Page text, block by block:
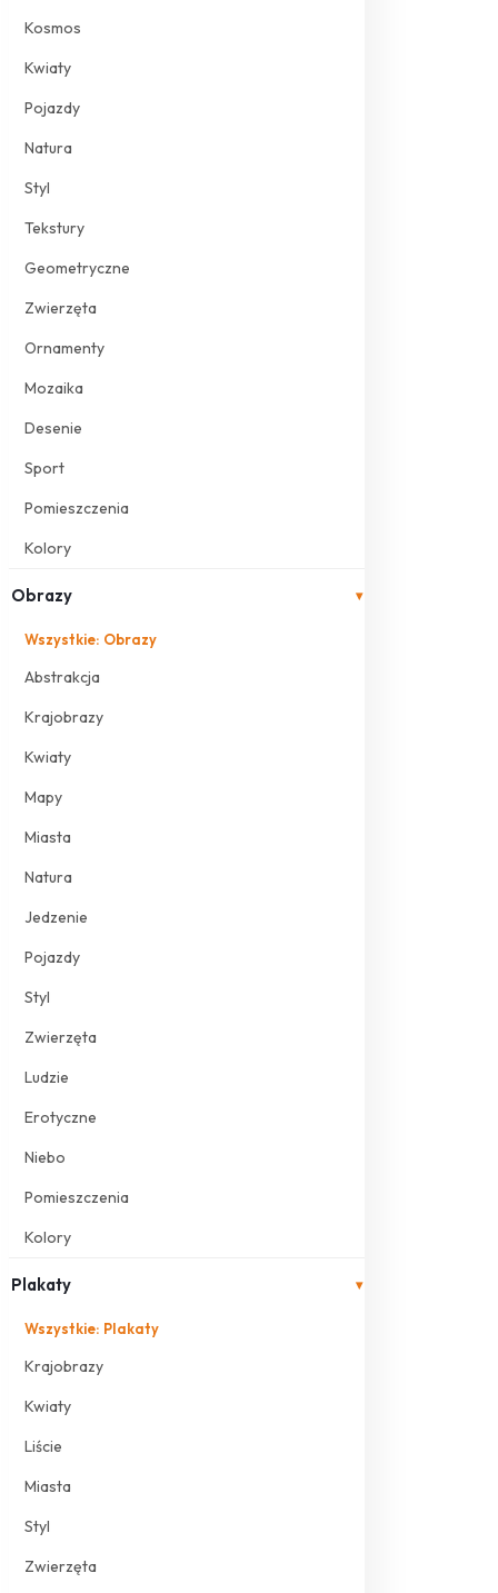
Kosmos
Kwiaty
Pojazdy
Natura
Styl
Tekstury
Geometryczne
Zwierzęta
Ornamenty
Mozaika
Desenie
Sport
Pomieszczenia
Kolory
Obrazy ▾
Wszystkie: Obrazy
Abstrakcja
Krajobrazy
Kwiaty
Mapy
Miasta
Natura
Jedzenie
Pojazdy
Styl
Zwierzęta
Ludzie
Erotyczne
Niebo
Pomieszczenia
Kolory
Plakaty ▾
Wszystkie: Plakaty
Krajobrazy
Kwiaty
Liście
Miasta
Styl
Zwierzęta